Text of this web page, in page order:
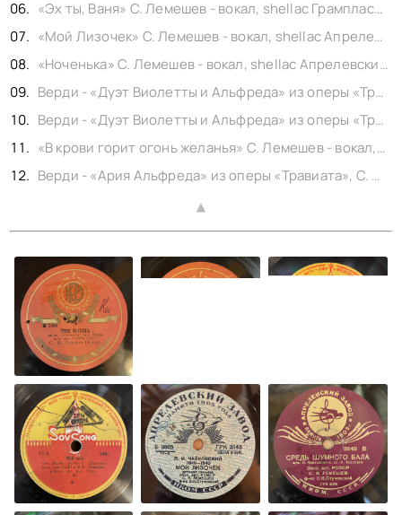
«Эх ты, Ваня» С. Лемешев - вокал, shellac Грампласттрест No. 6519. 1938,
«Мой Лизочек» С. Лемешев - вокал, shellac Апрелевскитй завод No. 9865. 1939,
«Ноченька» С. Лемешев - вокал, shellac Апрелевскитй завод No. 12076. 1944,
Верди - «Дуэт Виолетты и Альфреда» из оперы «Травиата», С. Лемешев - вокал, Масленникова И. - сопрано, shellac Апрелевскитй завод No. 12118а. 1944,
Верди - «Дуэт Виолетты и Альфреда» из оперы «Травиата», С. Лемешев - вокал, Масленникова И. - сопрано, shellac Апрелевскитй завод No. 12118б. 1944,
«В крови горит огонь желанья» С. Лемешев - вокал, shellac Апрелевскитй завод No. 14397. 1947,
Верди - «Ария Альфреда» из оперы «Травиата», С. Лемешев - вокал, shellac Ленинградский завод No. 14916. 1947,
▲